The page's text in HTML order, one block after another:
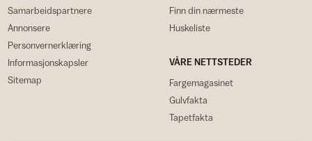
Samarbeidspartnere
Annonsere
Personvernerklæring
Informasjonskapsler
Sitemap
Finn din nærmeste
Huskeliste
VÅRE NETTSTEDER
Fargemagasinet
Gulvfakta
Tapetfakta